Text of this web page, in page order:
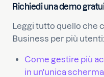
Richiedi una demo
Leggi tutto quello che
Business per più utenti:
Come gestire più
in un'unica